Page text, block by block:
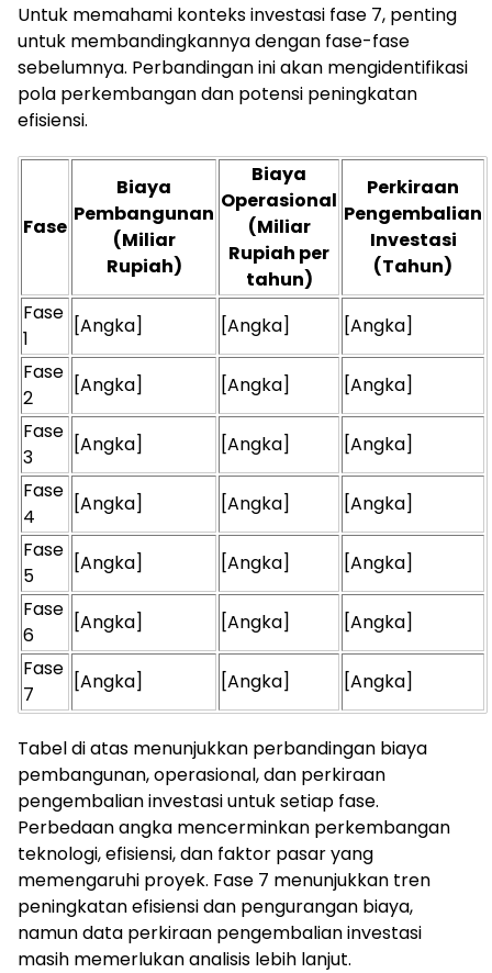
Untuk memahami konteks investasi fase 7, penting
untuk membandingkannya dengan fase-fase
sebelumnya. Perbandingan ini akan mengidentifikasi
pola perkembangan dan potensi peningkatan
efisiensi.
Fase
Biaya
Pembangunan
(Miliar
Rupiah)
Biaya
Operasional
(Miliar
Rupiah per
tahun)
Perkiraan
Pengembalian
Investasi
(Tahun)
Fase
1
[Angka] [Angka]
[Angka]
Fase
2
[Angka] [Angka]
[Angka]
Fase
3
[Angka] [Angka]
[Angka]
Fase
4
[Angka] [Angka]
[Angka]
Fase
5
[Angka] [Angka]
[Angka]
Fase
6
[Angka] [Angka]
[Angka]
Fase
7
[Angka] [Angka] [Angka]
Tabel di atas menunjukkan perbandingan biaya
pembangunan, operasional, dan perkiraan
pengembalian investasi untuk setiap fase.
Perbedaan angka mencerminkan perkembangan
teknologi, efisiensi, dan faktor pasar yang
memengaruhi proyek. Fase 7 menunjukkan tren
peningkatan efisiensi dan pengurangan biaya,
namun data perkiraan pengembalian investasi
masih memerlukan analisis lebih lanjut.